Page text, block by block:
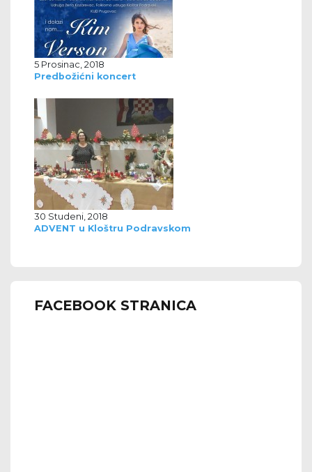
5 Prosinac, 2018
Predbožićni koncert
30 Studeni, 2018
ADVENT u Kloštru Podravskom
FACEBOOK STRANICA